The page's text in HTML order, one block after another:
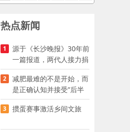
热点新闻
1
源于《长沙晚报》30年前
一篇报道，两代人接力捐
资助学
2
减肥最难的不是开始，而
是正确认知并接受“后半
程”
3 掼蛋赛事激活乡间文旅